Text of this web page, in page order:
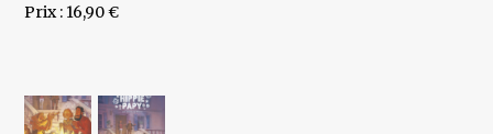
Prix : 16,90 €